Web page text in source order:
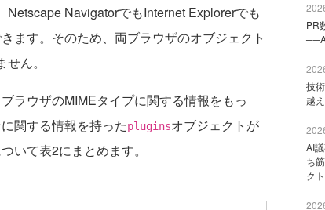
NavigatorでもInternet Explorerでも
ます。そのため、両ブラウザのオブジェクト
ん。
ラウザのMIMEタイプに関する情報をもっ
関する情報を持ったpluginsオブジェクトが
いて表2にまとめます。
PR
技
越
AI
ち
ク